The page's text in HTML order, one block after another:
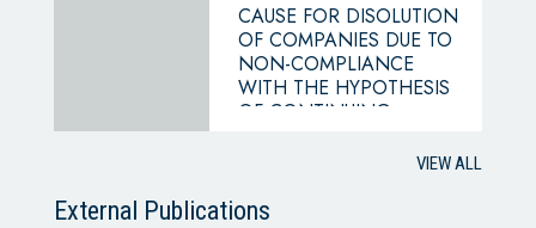
CAUSE FOR DISOLUTION
OF COMPANIES DUE TO
NON-COMPLIANCE
WITH THE HYPOTHESIS
OF CONTINUING
VIEW ALL
External Publications